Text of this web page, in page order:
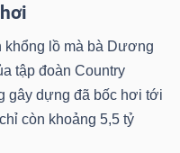
khổng lồ mà bà Dương
tập đoàn Country
gây dựng đã bốc hơi tới
còn khoảng 5,5 tỷ